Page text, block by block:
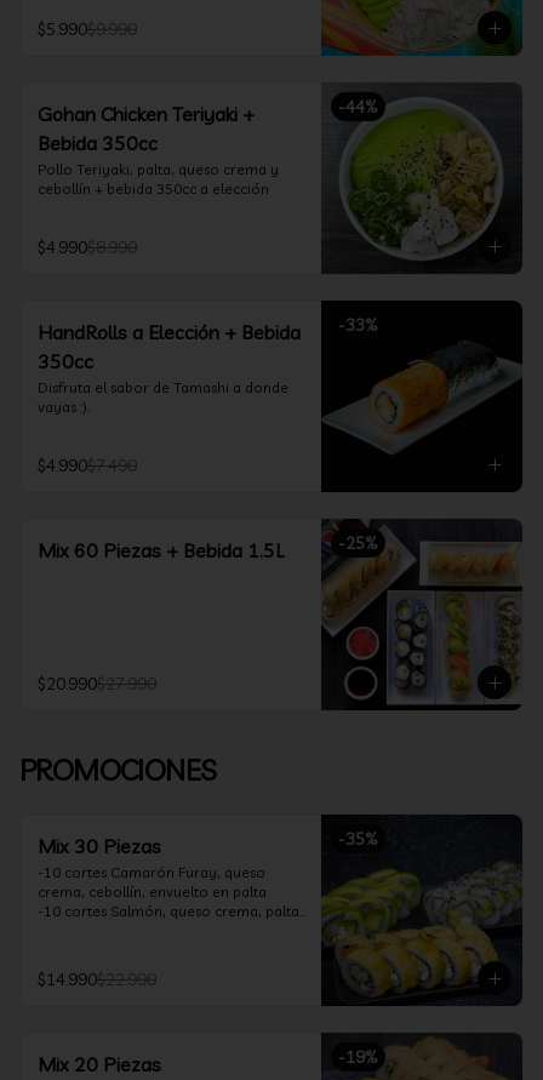
$5.990$9.990
-44%
Gohan Chicken Teriyaki +
Bebida 350cc
Pollo Teriyaki, palta, queso crema y
cebollín + bebida 350cc a elección
$4.990$8.990
-33%
HandRolls a Elección + Bebida
350cc
Disfruta el sabor de Tamashi a donde
vayas :).
$4.990$7.490
-25%
Mix 60 Piezas + Bebida 1.5L
$20.990$27.990
PROMOCIONES
-35%
Mix 30 Piezas
-10 cortes Camarón Furay, queso
crema, cebollín, envuelto en palta
-10 cortes Salmón, queso crema, palta,
cebollín, frito en tempura
*Incluye 2 soya 30ml / 2 palitos / 1 salsa
$14.990$22.990
-19%
Mix 20 Piezas